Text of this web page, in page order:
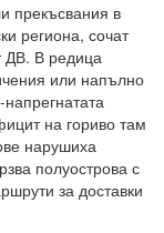
прекъсвания в
региона, сочат
ДВ. В редица
или напълно
на гориво там
нарушиха
полуострова с
за доставки